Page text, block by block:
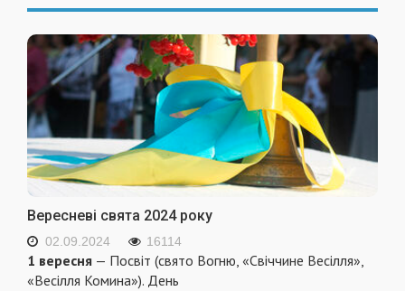
Вересневі свята 2024 року
02.09.2024 16114
1 вересня — Посвіт (свято Вогню, «Свіччине Весілля»,
«Весілля Комина»). День